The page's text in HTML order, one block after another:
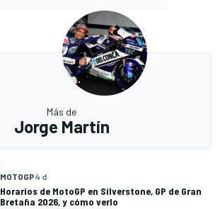
Más de
Jorge Martín
MOTOGP4 d
Horarios de MotoGP en Silverstone, GP de Gran
Bretaña 2026, y cómo verlo